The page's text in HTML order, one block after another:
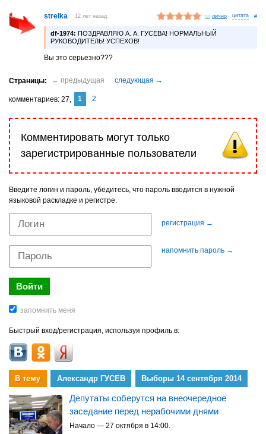
strelka 12 лет назад лично #
df-1974: ПОЗДРАВЛЯЮ А. А. ГУСЕВА! НОРМАЛЬНЫЙ
РУКОВОДИТЕЛЬ! УСПЕХОВ!
Вы это серьезно???
комментариев 27 1 2
Комментировать могут только
зарегистрированные пользователи
Введите логин и пароль, убедитесь, что пароль вводится в нужной
языковой раскладке и регистре.
регистрация →
напомнить пароль →
Быстрый вход/регистрация, используя профиль в:
В тему Александр ГУСЕВ Выборы 14 сентября 2014
Депутаты соберутся на внеочередное
заседание перед нерабочими днями
Начало — 27 октября в 14:00.